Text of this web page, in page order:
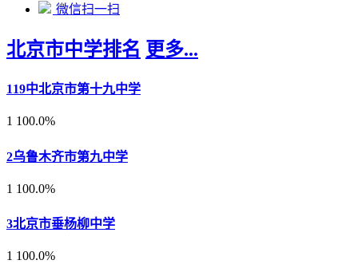
微信扫一扫
北京市中学排名 更多...
119中北京市第十九中学
1 100.0%
2乌鲁木齐市第九中学
1 100.0%
3北京市垂杨柳中学
1 100.0%